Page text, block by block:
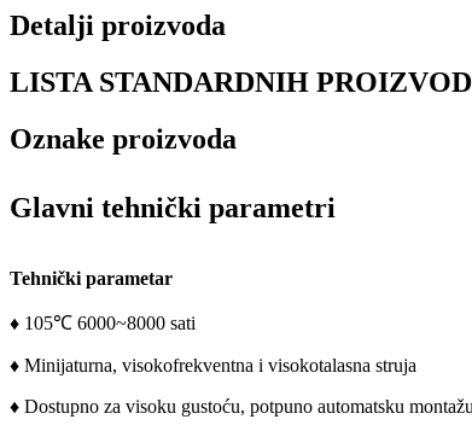
Detalji proizvoda
LISTA STANDARDNIH
Oznake proizvoda
Glavni tehnički parametri
Tehnički parametar
♦ 105℃ 6000~8000 sati
♦ Minijaturna, visokofrekventna i visokotalasna struja
♦ Dostupno za visoku gustoću, potpuno automatsku montažu